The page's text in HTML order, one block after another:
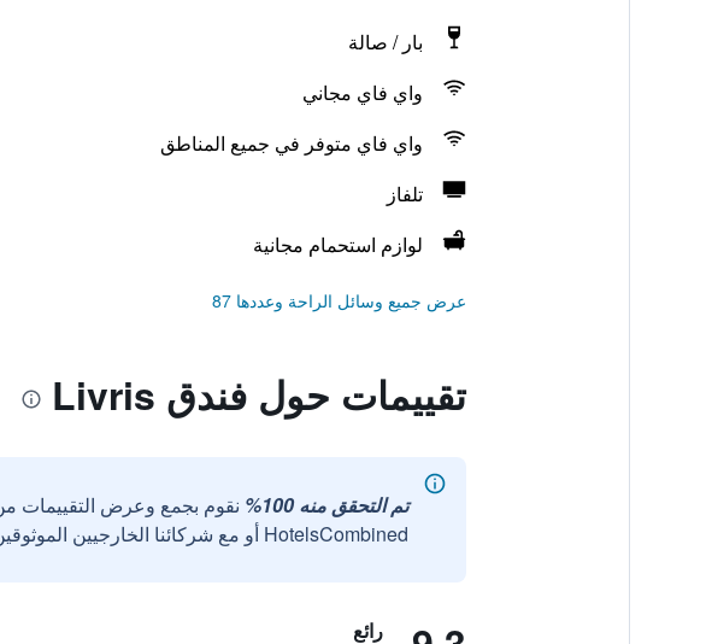
بار / صالة
واي فاي مجاني
واي فاي متوفر في جميع المناطق
تلفاز
لوازم استحمام مجانية
عرض جميع وسائل الراحة وعددها 87
تقييمات حول فندق Livris
تم التحقق منه 100%
نقوم بجمع وعرض التقييمات
HotelsCombined أو مع شركائنا الخارجيين الموثوقين.
رائع